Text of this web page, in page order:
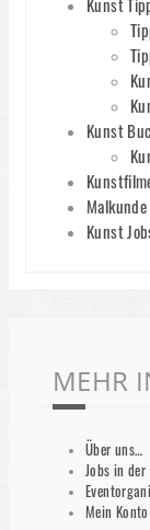
Kunst
Malkunde
Kunst
MEHR
Über uns…
Jobs in
Mein Konto